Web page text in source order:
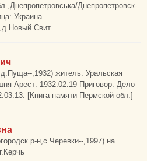
Днепропетровск-
Украина
Свит
,1932) житель: Уральская
Арест: 1932.02.19 Приговор: Дело
[Книга памяти Пермской обл.]
н,с.Черевки--,1997) на